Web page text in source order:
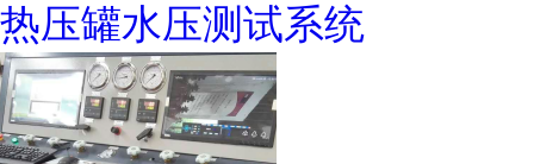
热压罐水压测试系统